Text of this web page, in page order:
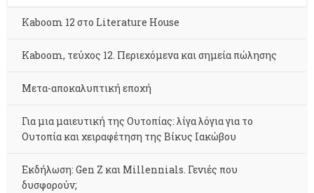
Kaboom 12 στο Literature House
Kaboom, τεύχος 12. Περιεχόμενα και σημεία πώλησης
Μετα-αποκαλυπτική εποχή
Για μια μαιευτική της Ουτοπίας: λίγα λόγια για το
Ουτοπία και χειραφέτηση της Βίκυς Ιακώβου
Εκδήλωση: Gen Z και Millennials. Γενιές που
δυσφορούν;